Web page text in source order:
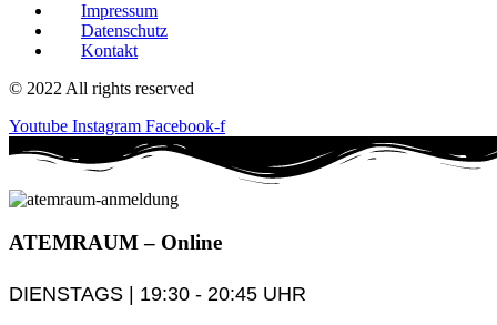
Impressum
Datenschutz
Kontakt
© 2022 All rights reserved
Youtube Instagram Facebook-f
ATEMRAUM– Online
DIENSTAGS | 19:30 - 20:45 UHR